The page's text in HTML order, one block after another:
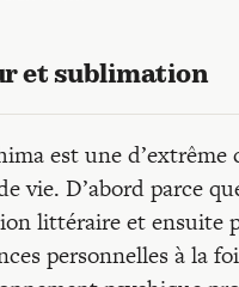
et sublimation
est une
vie. D’abord parce
littéraire et ensuite
personnelles à la